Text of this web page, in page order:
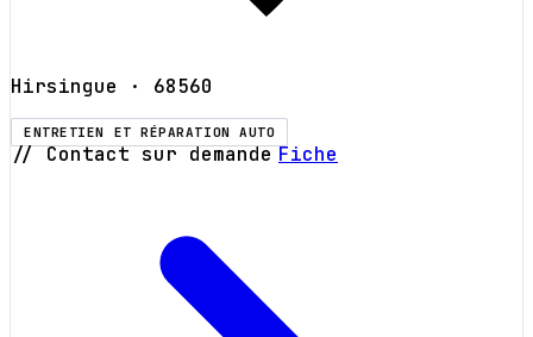
Hirsingue · 68560
ENTRETIEN ET RÉPARATION AUTO
// Contact sur demande Fiche